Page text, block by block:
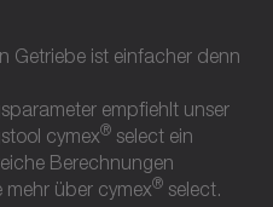
Getriebe ist einfacher denn
empfiehlt unser
cymex® select ein
Berechnungen
mehr über cymex® select.